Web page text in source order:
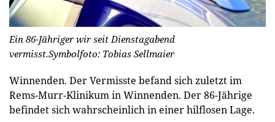
Ein 86-Jähriger wir seit Dienstagabend
vermisst.Symbolfoto: Tobias Sellmaier
Winnenden. Der Vermisste befand sich zuletzt im
Rems-Murr-Klinikum in Winnenden. Der 86-Jährige
befindet sich wahrscheinlich in einer hilflosen Lage.